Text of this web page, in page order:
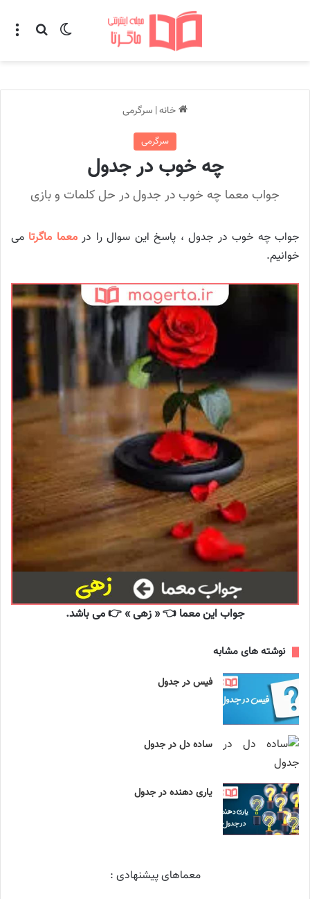
تغییر پوسته
خانه| سرگرمی
سرگرمی
چه خوب در جدول
جواب معما چه خوب در جدول در حل کلمات و بازی
جواب چه خوب در جدول ، پاسخ این سوال را درمعما ماگرتا می
خوانیم.
جواب این معما 👈 « زهی » 👉 می باشد.
نوشته های مشابه
فیس در جدول
ساده دل در جدول
یاری دهنده در جدول
معماهای پیشنهادی :